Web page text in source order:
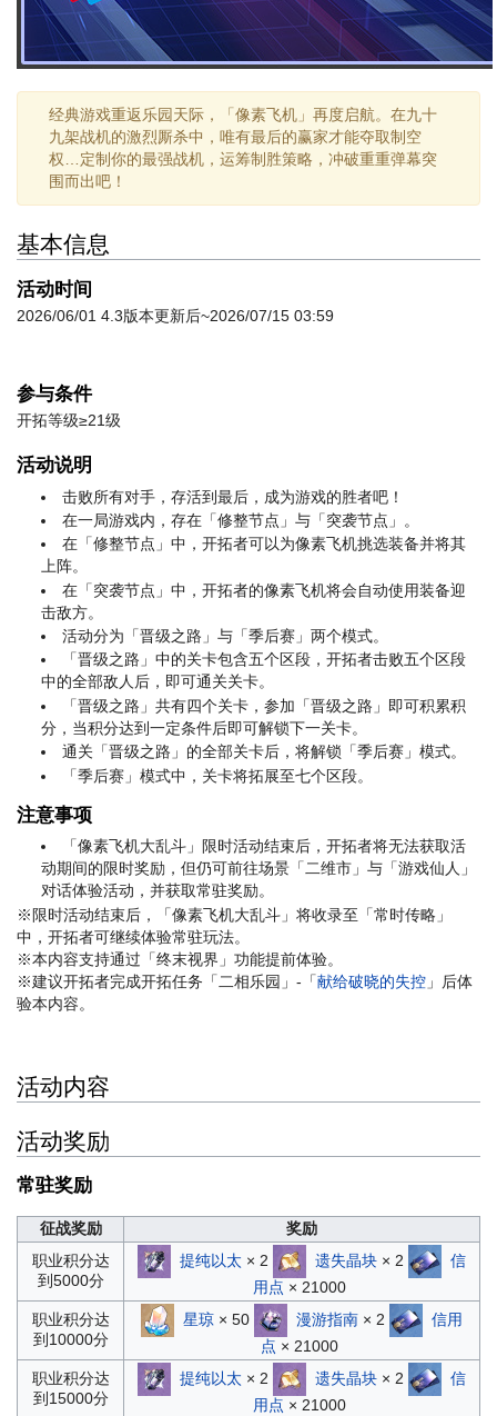
经典游戏重返乐园天际，「像素飞机」再度启航。在九十
九架战机的激烈厮杀中，唯有最后的赢家才能夺取制空
权…定制你的最强战机，运筹制胜策略，冲破重重弹幕突
围而出吧！
基本信息
活动时间
2026/06/01 4.3版本更新后~2026/07/15 03:59
参与条件
开拓等级≥21级
活动说明
击败所有对手，存活到最后，成为游戏的胜者吧！
在一局游戏内，存在「修整节点」与「突袭节点」。
在「修整节点」中，开拓者可以为像素飞机挑选装备并将其
上阵。
在「突袭节点」中，开拓者的像素飞机将会自动使用装备迎
击敌方。
活动分为「晋级之路」与「季后赛」两个模式。
「晋级之路」中的关卡包含五个区段，开拓者击败五个区段
中的全部敌人后，即可通关关卡。
「晋级之路」共有四个关卡，参加「晋级之路」即可积累积
分，当积分达到一定条件后即可解锁下一关卡。
通关「晋级之路」的全部关卡后，将解锁「季后赛」模式。
「季后赛」模式中，关卡将拓展至七个区段。
注意事项
「像素飞机大乱斗」限时活动结束后，开拓者将无法获取活
动期间的限时奖励，但仍可前往场景「二维市」与「游戏仙人」
对话体验活动，并获取常驻奖励。
※限时活动结束后，「像素飞机大乱斗」将收录至「常时传略」
中，开拓者可继续体验常驻玩法。
※本内容支持通过「终末视界」功能提前体验。
※建议开拓者完成开拓任务「二相乐园」-「献给破晓的失控 」后体
验本内容。
活动内容
活动奖励
常驻奖励
征战奖励
奖励
职业积分达
到5000分
提纯以太 × 2 遗失晶块 × 2
信
用点 × 21000
职业积分达
到10000分
星琼 × 50 漫游指南 × 2
信用
点 × 21000
职业积分达
到15000分
提纯以太 × 2 遗失晶块 × 2
信
用点 × 21000